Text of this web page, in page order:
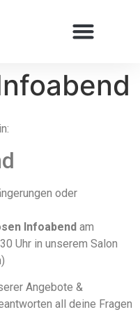
oder
Infoabend am
Uhr in unserem Salon
Angebote &
all deine Fragen